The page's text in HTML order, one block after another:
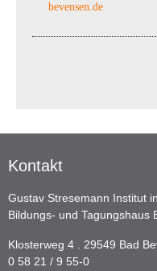
bevensen.de
Kontakt
Gustav Stresemann Institut
Bildungs- und Tagungshaus
Klosterweg 4 . 29549 Bad
0 58 21 / 9 55-0